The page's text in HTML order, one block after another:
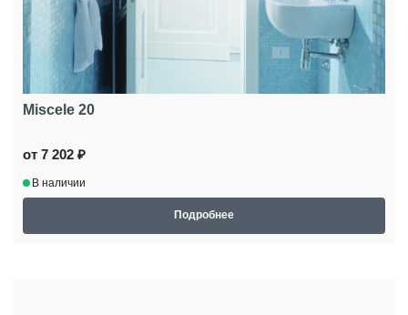
Miscele 20
от 7 202 ₽
В наличии
Подробнее